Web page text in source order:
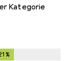
Kategorie
%